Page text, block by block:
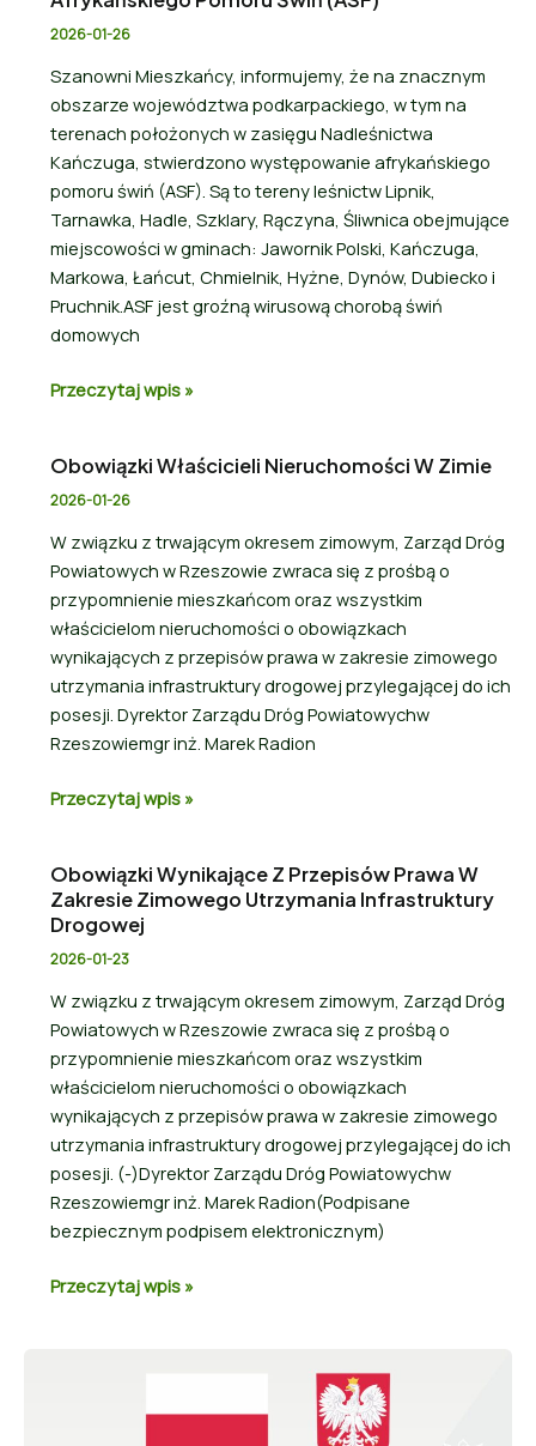
2026-01-26
Szanowni Mieszkańcy, informujemy, że na znacznym
obszarze województwa podkarpackiego, w tym na
terenach położonych w zasięgu Nadleśnictwa
Kańczuga, stwierdzono występowanie afrykańskiego
pomoru świń (ASF). Są to tereny leśnictw Lipnik,
Tarnawka, Hadle, Szklary, Rączyna, Śliwnica obejmujące
miejscowości w gminach: Jawornik Polski, Kańczuga,
Markowa, Łańcut, Chmielnik, Hyżne, Dynów, Dubiecko i
Pruchnik.ASF jest groźną wirusową chorobą świń
domowych
Przeczytaj wpis »
Obowiązki Właścicieli Nieruchomości W Zimie
2026-01-26
W związku z trwającym okresem zimowym, Zarząd Dróg
Powiatowych w Rzeszowie zwraca się z prośbą o
przypomnienie mieszkańcom oraz wszystkim
właścicielom nieruchomości o obowiązkach
wynikających z przepisów prawa w zakresie zimowego
utrzymania infrastruktury drogowej przylegającej do ich
posesji. Dyrektor Zarządu Dróg Powiatowychw
Rzeszowiemgr inż. Marek Radion
Przeczytaj wpis »
Obowiązki Wynikające Z Przepisów Prawa W
Zakresie Zimowego Utrzymania Infrastruktury
Drogowej
2026-01-23
W związku z trwającym okresem zimowym, Zarząd Dróg
Powiatowych w Rzeszowie zwraca się z prośbą o
przypomnienie mieszkańcom oraz wszystkim
właścicielom nieruchomości o obowiązkach
wynikających z przepisów prawa w zakresie zimowego
utrzymania infrastruktury drogowej przylegającej do ich
posesji. (-)Dyrektor Zarządu Dróg Powiatowychw
Rzeszowiemgr inż. Marek Radion(Podpisane
bezpiecznym podpisem elektronicznym)
Przeczytaj wpis »